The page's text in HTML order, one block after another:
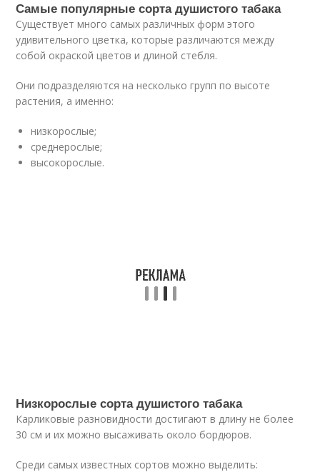
Самые популярные сорта душистого табака
Существует много самых различных форм этого
удивительного цветка, которые различаются между
собой окраской цветов и длиной стебля.
Они подразделяются на несколько групп по высоте
растения, а именно:
низкорослые;
среднерослые;
высокорослые.
Низкорослые сорта душистого табака
Карликовые разновидности достигают в длину не более
30 см и их можно высаживать около бордюров.
Среди самых известных сортов можно выделить: